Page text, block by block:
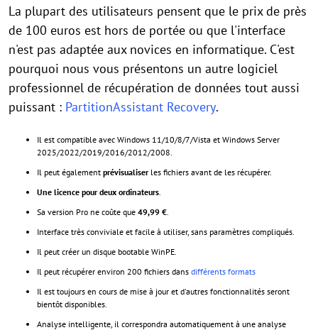
La plupart des utilisateurs pensent que le prix de près
de 100 euros est hors de portée ou que l'interface
n'est pas adaptée aux novices en informatique. C'est
pourquoi nous vous présentons un autre logiciel
professionnel de récupération de données tout aussi
puissant : PartitionAssistant Recovery.
Il est compatible avec Windows 11/10/8/7/Vista et Windows Server
2025/2022/2019/2016/2012/2008.
Il peut également prévisualiserles fichiers avant de les récupérer.
Une licence pour deux ordinateurs
Sa version Pro ne coûte que 49,99 €
Interface très conviviale et facile à utiliser, sans paramètres compliqués.
Il peut créer un disque bootable WinPE.
Il peut récupérer environ 200 fichiers dans différents formats
Il est toujours en cours de mise à jour et d'autres fonctionnalités seront
bientôt disponibles.
Analyse intelligente, il correspondra automatiquement à une analyse